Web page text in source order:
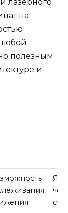
на
полезным
и